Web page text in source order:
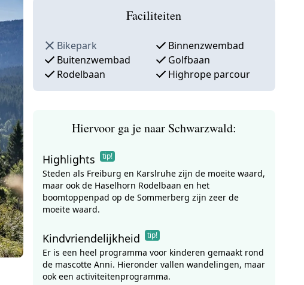
Faciliteiten
Bikepark
Binnenzwembad
Buitenzwembad
Golfbaan
Rodelbaan
Highrope parcour
Hiervoor ga je naar Schwarzwald:
Highlights tip!
Steden als Freiburg en Karslruhe zijn de moeite waard,
maar ook de Haselhorn Rodelbaan en het
boomtoppenpad op de Sommerberg zijn zeer de
moeite waard.
Kindvriendelijkheid tip!
Er is een heel programma voor kinderen gemaakt rond
de mascotte Anni. Hieronder vallen wandelingen, maar
ook een activiteitenprogramma.